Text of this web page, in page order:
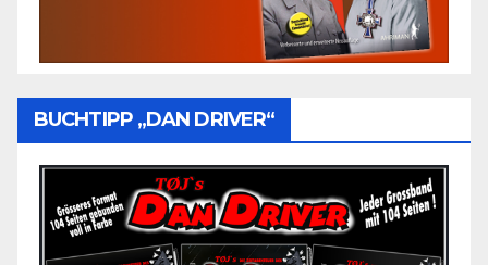
BUCHTIPP „DAN DRIVER“